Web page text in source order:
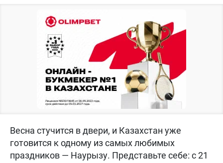
Весна стучится в двери, и Казахстан уже
готовится к одному из самых любимых
праздников — Наурызу. Представьте себе: с 21